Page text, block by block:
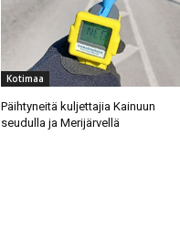
Kotimaa
Päihtyneitä kuljettajia Kainuun
seudulla ja Merijärvellä